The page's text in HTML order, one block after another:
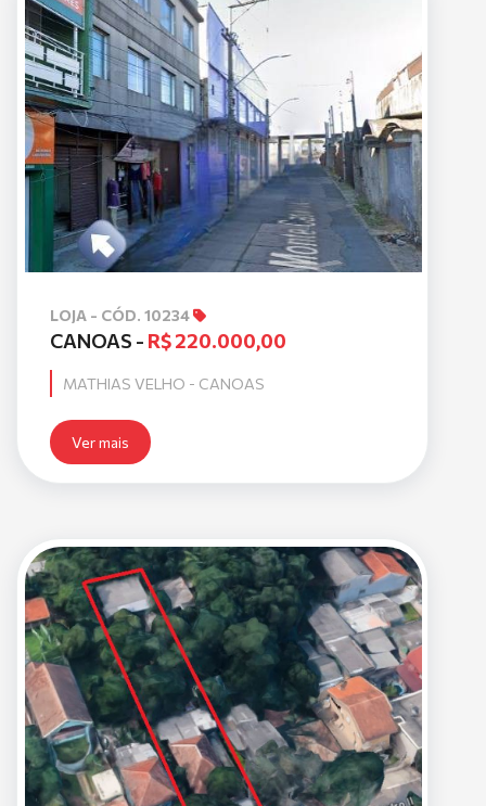
LOJA - CÓD. 10234
CANOAS - R$ 220.000,00
MATHIAS VELHO - CANOAS
Ver mais